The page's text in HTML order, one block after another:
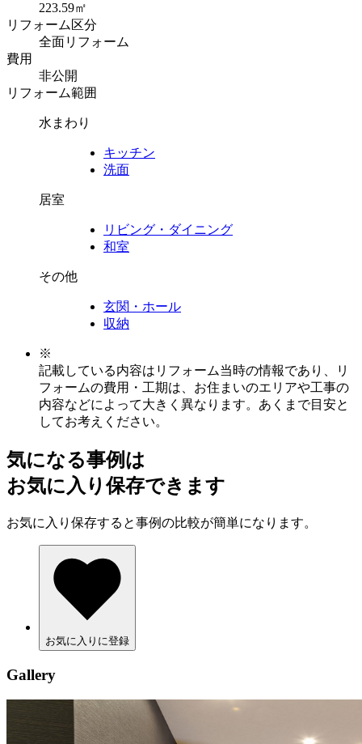
223.59㎡
リフォーム区分
全面リフォーム
費用
非公開
リフォーム範囲
水まわり
キッチン
洗面
居室
リビング・ダイニング
和室
その他
玄関・ホール
収納
※
記載している内容はリフォーム当時の情報であり、リ
フォームの費用・工期は、お住まいのエリアや工事の
内容などによって大きく異なります。あくまで目安と
してお考えください。
気になる事例は
お気に入り保存できます
お気に入り保存すると事例の比較が簡単になります。
お気に入りに登録
Gallery